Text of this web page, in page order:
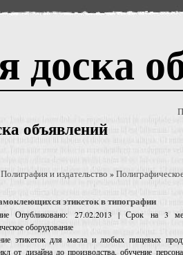
доска
объявлений
Полиграфия и издательство »
этикеток в типографии
Опубликовано: 27.02.2013 | Срок на 3
оборудование
этикеток для масла и любых пищевых
от дизайна до производства, обучение